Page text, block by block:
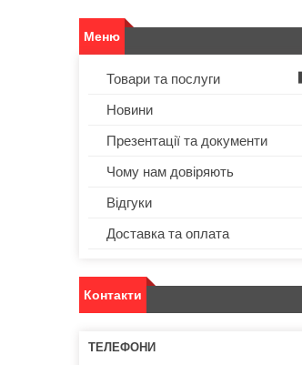
Товари та послуги
Новини
Презентації та документи
Чому нам довіряють
Відгуки
Доставка та оплата
Контакти